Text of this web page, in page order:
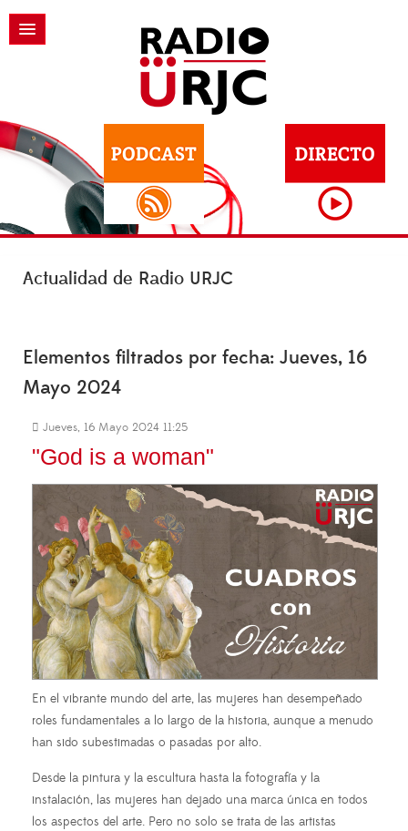
Actualidad de Radio URJC
Elementos filtrados por fecha: Jueves, 16
Mayo 2024
Jueves, 16 Mayo 2024 11:25
"God is a woman"
En el vibrante mundo del arte, las mujeres han desempeñado
roles fundamentales a lo largo de la historia, aunque a menudo
han sido subestimadas o pasadas por alto.
Desde la pintura y la escultura hasta la fotografía y la
instalación, las mujeres han dejado una marca única en todos
los aspectos del arte. Pero no solo se trata de las artistas